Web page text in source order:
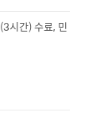
시간) 수료, 민